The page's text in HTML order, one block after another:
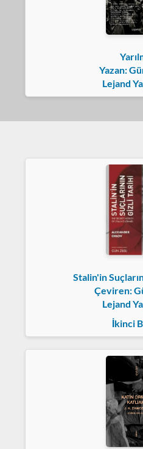
Yazan:
Lejand
Stalin'in
Çeviren:
Lejand
İkinci